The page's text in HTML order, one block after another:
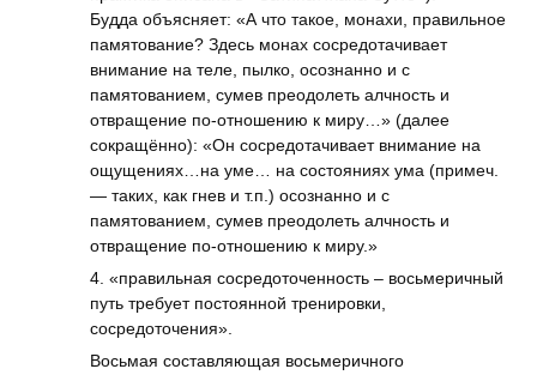
Будда объясняет: «А что такое, монахи, правильное
памятование? Здесь монах сосредотачивает
внимание на теле, пылко, осознанно и с
памятованием, сумев преодолеть алчность и
отвращение по-отношению к миру…» (далее
сокращённо): «Он сосредотачивает внимание на
ощущениях…на уме… на состояниях ума (примеч.
— таких, как гнев и т.п.) осознанно и с
памятованием, сумев преодолеть алчность и
отвращение по-отношению к миру.»
4. «правильная сосредоточенность – восьмеричный
путь требует постоянной тренировки,
сосредоточения».
Восьмая составляющая восьмеричного